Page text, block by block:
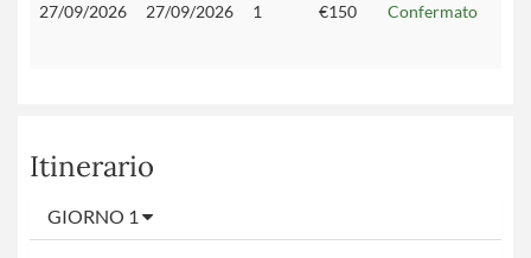
27/09/2026 27/09/2026 1 €150 Confermato
Itinerario
GIORNO 1